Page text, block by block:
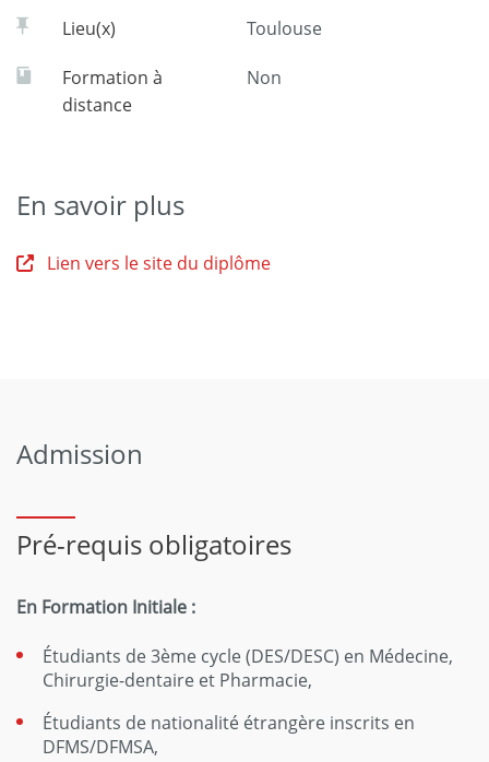
Lieu(x) Toulouse
Formation à
distance
Non
En savoir plus
Lien vers le site du diplôme
Admission
Pré-requis obligatoires
En Formation Initiale :
Étudiants de 3ème cycle (DES/DESC) en Médecine,
Chirurgie-dentaire et Pharmacie,
Étudiants de nationalité étrangère inscrits en
DFMS/DFMSA,